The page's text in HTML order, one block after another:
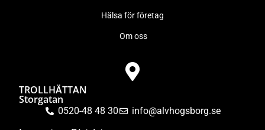
Hälsa för företag
Om oss
TROLLHÄTTAN
Storgatan
0520-48 48 30 info@alvhogsborg.se